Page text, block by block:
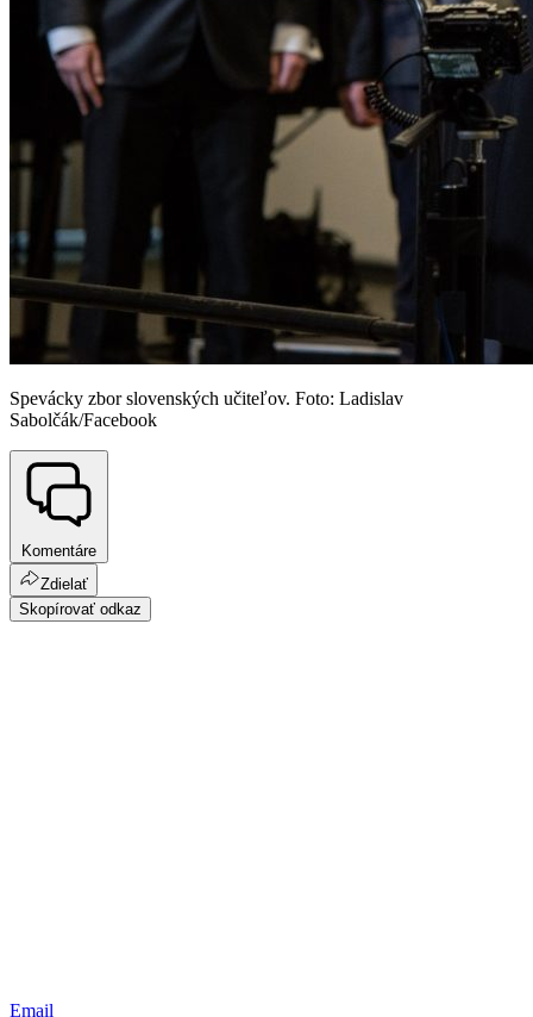
Spevácky zbor slovenských učiteľov. Foto: Ladislav
Sabolčák/Facebook
Komentáre
Zdielať
Skopírovať odkaz
Email